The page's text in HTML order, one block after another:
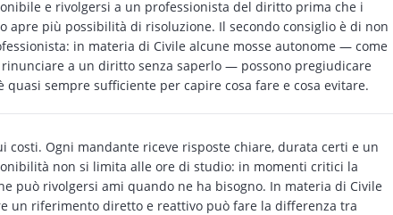
e rivolgersi a un professionista del diritto prima che i
apre più possibilità di risoluzione. Il secondo consiglio è di non
in materia di Civile alcune mosse autonome — come
a un diritto senza saperlo — possono pregiudicare
sempre sufficiente per capire cosa fare e cosa evitare.
costi. Ogni mandante riceve risposte chiare, durata certi e un
non si limita alle ore di studio: in momenti critici la
può rivolgersi ami quando ne ha bisogno. In materia di Civile
un riferimento diretto e reattivo può fare la differenza tra